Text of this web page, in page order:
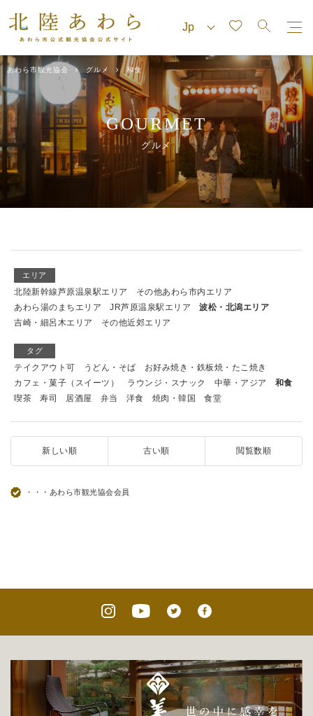
あわら市観光協会 グルメ 和食
GOURMET
グルメ
エリア
北陸新幹線芦原温泉駅エリア
その他あわら市内エリア
あわら湯のまちエリア
JR芦原温泉駅エリア
波松・北潟エリア
吉崎・細呂木エリア
その他近郊エリア
タグ
テイクアウト可 うどん・そば
お好み焼き・鉄板焼・たこ焼き
カフェ・菓子（スイーツ）
ラウンジ・スナック 中華・アジア
和食
喫茶
寿司 居酒屋 弁当 洋食 焼肉・韓国 食堂
新しい順 古い順 閲覧数順
・・・あわら市観光協会会員